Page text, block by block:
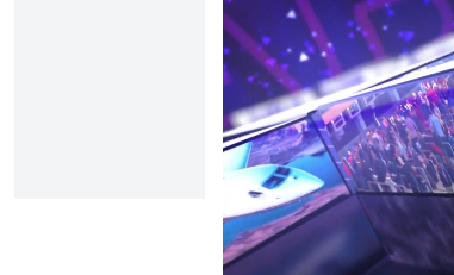
Yüklendi
2.32%